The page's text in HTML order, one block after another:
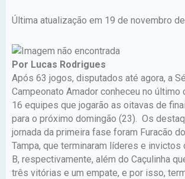
Última atualização em 19 de novembro
Por Lucas Rodrigues
Após 63 jogos, disputados até agora, a
Campeonato Amador conheceu no último
16 equipes que jogarão as oitavas de
para o próximo domingão (23). Os
jornada da primeira fase foram Furacão
Tampa, que terminaram líderes e invictos
B, respectivamente, além do Caçulinha
três vitórias e um empate, e por isso,